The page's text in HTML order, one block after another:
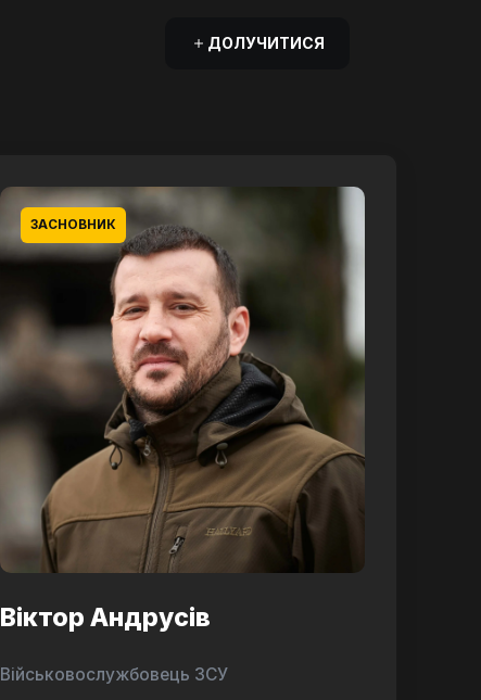
ДОЛУЧИТИСЯ
ЗАСНОВНИК
Віктор Андрусів
Військовослужбовець ЗСУ